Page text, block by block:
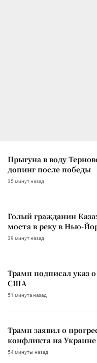
Прыгуна в воду
допинг после победы
35 минут назад
Голый гражданин
моста в реку в Нью-
39 минут назад
Трамп подписал указ
США
51 минута назад
Трамп заявил о
конфликта на Украине
54 минуты назад